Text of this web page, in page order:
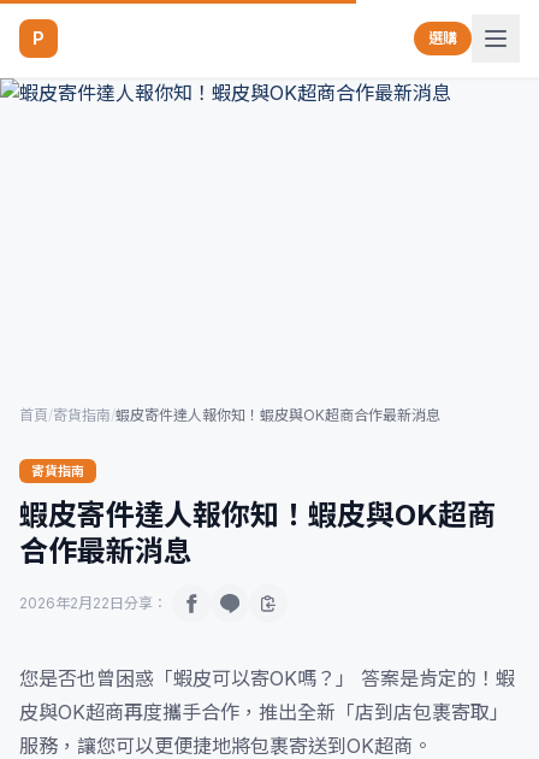
P 選購
首頁/寄貨指南/蝦皮寄件達人報你知！蝦皮與OK超商合作最新消息
寄貨指南
蝦皮寄件達人報你知！蝦皮與OK超商
合作最新消息
2026年2月22日 分享：
您是否也曾困惑「蝦皮可以寄OK嗎？」 答案是肯定的！蝦
皮與OK超商再度攜手合作，推出全新「店到店包裹寄取」
服務，讓您可以更便捷地將包裹寄送到OK超商。